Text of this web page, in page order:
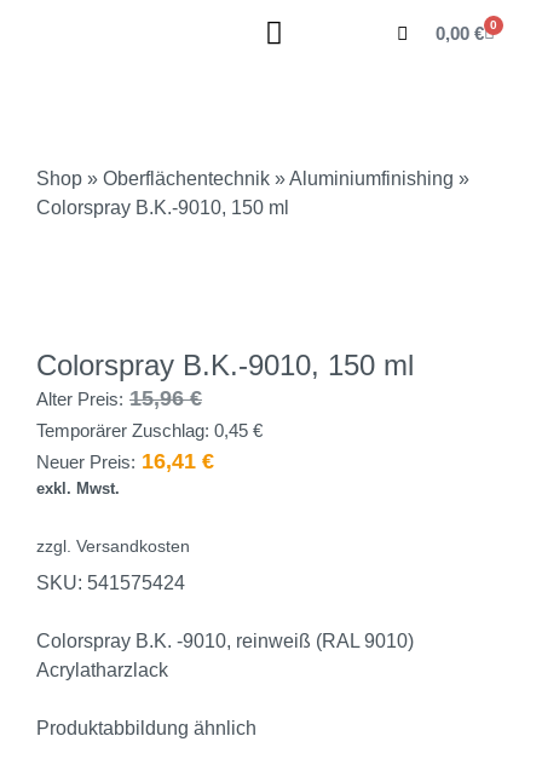
0,00 € 0
Shop » Oberflächentechnik »Aluminiumfinishing »
Colorspray B.K.-9010, 150 ml
Colorspray B.K.-9010, 150 ml
Alter Preis: 15,96€
Temporärer Zuschlag: 0,45 €
Neuer Preis: 16,41 €
exkl. Mwst.
zzgl. Versandkosten
SKU: 541575424
Colorspray B.K. -9010, reinweiß (RAL 9010)
Acrylatharzlack
Produktabbildung ähnlich